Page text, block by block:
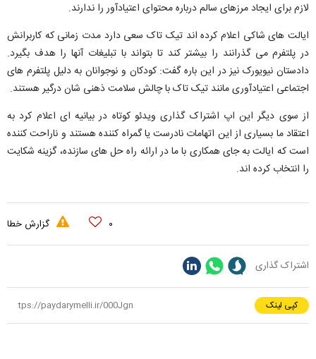
لازم برای ایجاد مرزهای سالم درباره محتوای اعتیادآور را ندارند.
ایالت های شاکی اعلام کرده اند تیک تاک سعی دارد مدت زمانی که کاربرانش
در پلتفرم می گذرانند را بیشتر کند تا بتواند با تبلیغات آنها را هدف بگیرد.
دادستان نیویورک نیز در این باره گفت: کودکان و نوجوانان به دلیل پلتفرم های
اجتماعی اعتیادآوری مانند تیک تاک با چالش سلامت ذهنی شان درگیر هستند.
از سوی دیگر این اپ اشتراک گذاری ویدئو کوتاه در بیانیه ای اعلام کرد به
اعتقاد ما بسیاری از این اتهامات نادرست یا گمراه کننده هستند و ناراحت کننده
است که ایالت به جای همکاری با ما در ارائه راه حل های سازنده، گزینه شکایت
را انتخاب کرده اند.
۰ گزارش خطا
اشتراک گذاری
کپی لینک